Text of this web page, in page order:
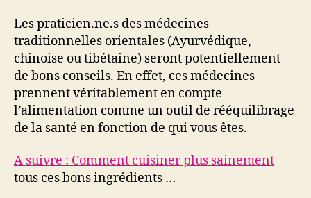
Les praticien.ne.s des médecines
traditionnelles orientales (Ayurvédique,
chinoise ou tibétaine) seront potentiellement
de bons conseils. En effet, ces médecines
prennent véritablement en compte
l’alimentation comme un outil de rééquilibrage
de la santé en fonction de qui vous êtes.
A suivre : Comment cuisiner plus sainement
tous ces bons ingrédients …